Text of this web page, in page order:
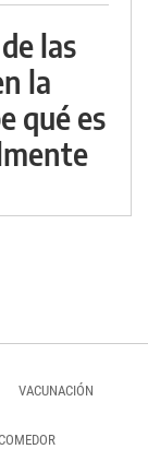
las
la
qué es
VACUNACIÓN